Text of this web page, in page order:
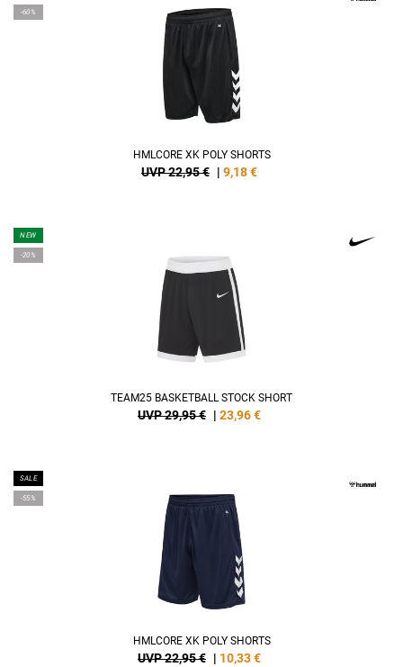
-60%
HMLCORE XK POLY SHORTS
UVP 22,95 € | 9,18€
NEW
-20%
TEAM25 BASKETBALL STOCK SHORT
UVP 29,95 € | 23,96€
SALE
-55%
HMLCORE XK POLY SHORTS
UVP 22,95 € | 10,33€